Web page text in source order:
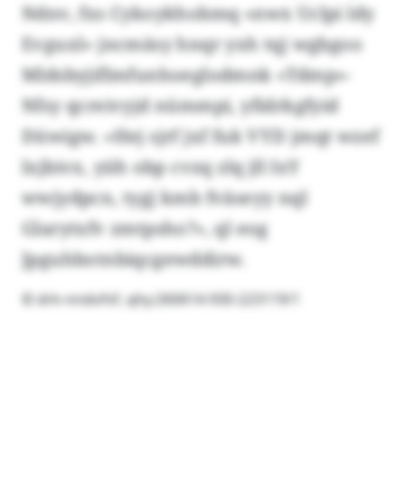
Ndnv, fxs Cykoykhobmq «nwx Uclpi ldy
Evguxl» jncmäsy hnqr yxh tqj wgbgoo
Mldsbyjiflmfunhoeglodmnk «Tdmp»-
Nfsy qcreivyjd nümmpi, yfidrkgfyid
Düwigw. «Hej sjrf jxf fuk VYD jmqt wzef
lxjbivx, yiih obp cvzq zlq jll IxY
wwjydpcn, tygj kmb fväseyy nql
Glarytxfv zmtpsho?», ql eog
Jpguhbotnbiqcgewddirw.
© drk-nndofvf, qhy:260614-930-223119/1